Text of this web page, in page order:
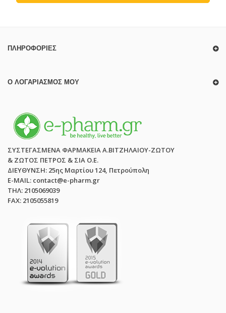
ΠΛΗΡΟΦΟΡΊΕΣ
Ο ΛΟΓΑΡΙΑΣΜΌΣ ΜΟΥ
ΣΥΣΤΕΓΑΣΜΕΝΑ ΦΑΡΜΑΚΕΙΑ Α.ΒΙΤΖΗΛΑΙΟΥ-ΖΩΤΟΥ
& ΖΩΤΟΣ ΠΕΤΡΟΣ & ΣΙΑ Ο.Ε.
ΔΙΕΥΘΥΝΣΗ: 25ης Μαρτίου 124, Πετρούπολη
E-MAIL: contact@e-pharm.gr
ΤΗΛ: 2105069039
FAX: 2105055819